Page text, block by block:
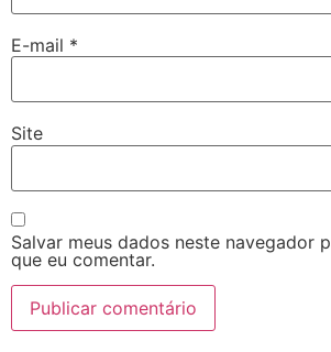
E-mail *
Site
Salvar meus dados neste navegador
que eu comentar.